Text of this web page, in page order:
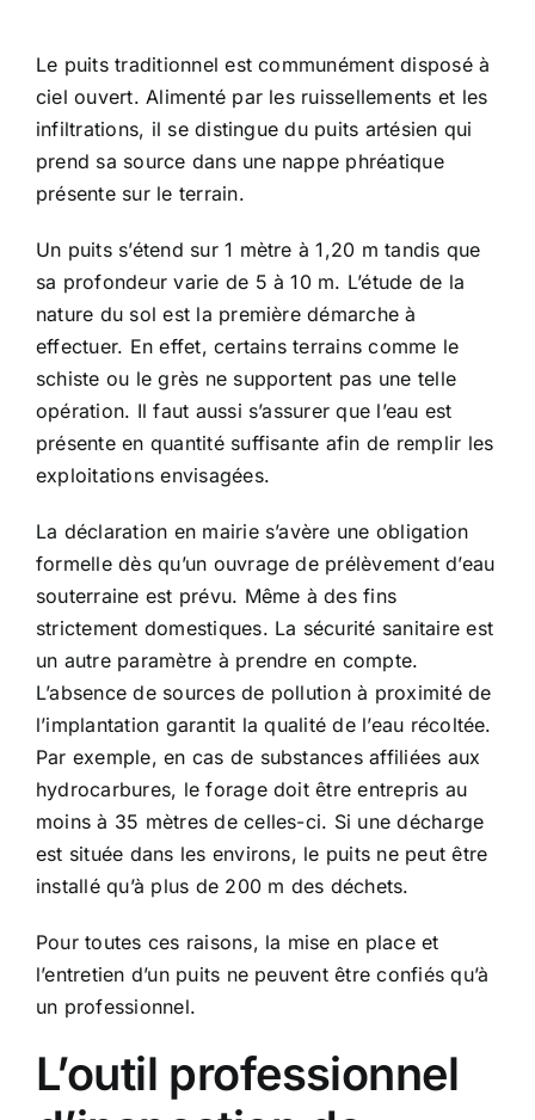
Le puits traditionnel est communément disposé à
ciel ouvert. Alimenté par les ruissellements et les
infiltrations, il se distingue du puits artésien qui
prend sa source dans une nappe phréatique
présente sur le terrain.
Un puits s’étend sur 1 mètre à 1,20 m tandis que
sa profondeur varie de 5 à 10 m. L’étude de la
nature du sol est la première démarche à
effectuer. En effet, certains terrains comme le
schiste ou le grès ne supportent pas une telle
opération. Il faut aussi s’assurer que l’eau est
présente en quantité suffisante afin de remplir les
exploitations envisagées.
La déclaration en mairie s’avère une obligation
formelle dès qu’un ouvrage de prélèvement d’eau
souterraine est prévu. Même à des fins
strictement domestiques. La sécurité sanitaire est
un autre paramètre à prendre en compte.
L’absence de sources de pollution à proximité de
l’implantation garantit la qualité de l’eau récoltée.
Par exemple, en cas de substances affiliées aux
hydrocarbures, le forage doit être entrepris au
moins à 35 mètres de celles-ci. Si une décharge
est située dans les environs, le puits ne peut être
installé qu’à plus de 200 m des déchets.
Pour toutes ces raisons, la mise en place et
l’entretien d’un puits ne peuvent être confiés qu’à
un professionnel.
L’outil professionnel